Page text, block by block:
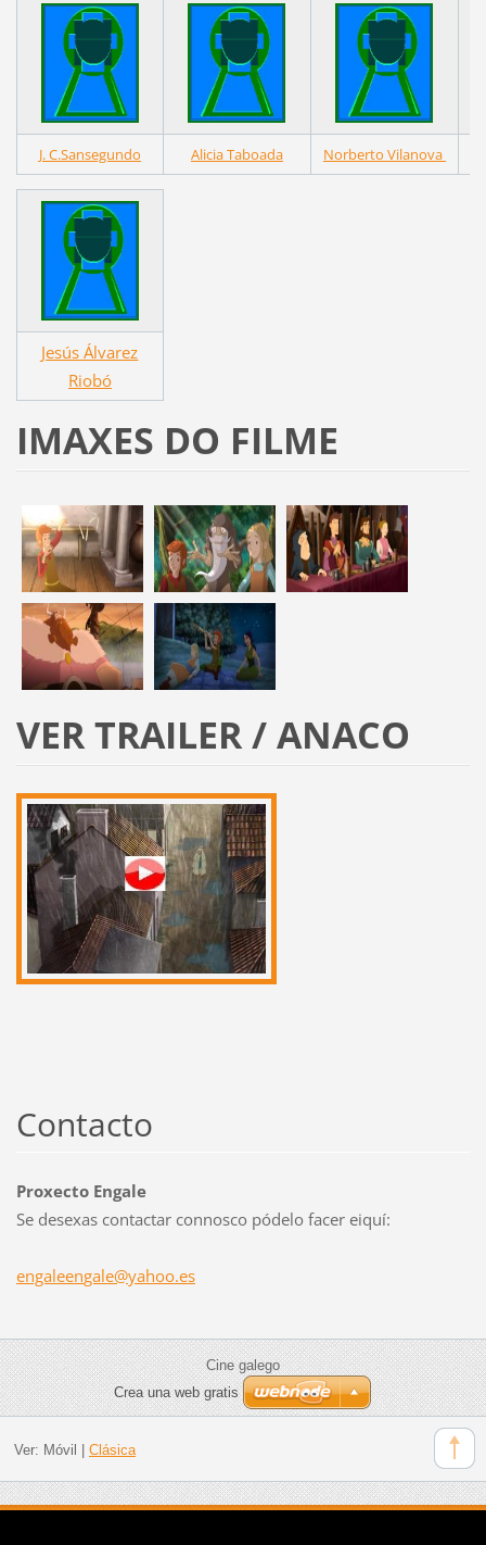
J. C.Sansegundo Alicia Taboada Norberto Vilanova
Jesús Álvarez
Riobó
IMAXES DO FILME
VER TRAILER / ANACO
Contacto
Proxecto Engale
Se desexas contactar connosco pódelo facer eiquí:
engaleengale@yahoo.es
Cine galego
Crea una web gratis
Ver: Móvil | Clásica